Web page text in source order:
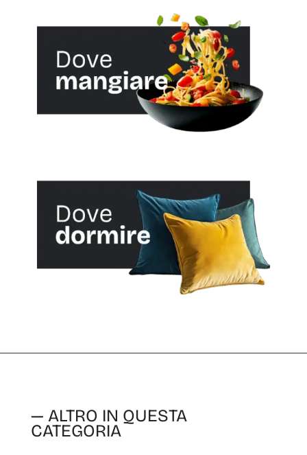
— ALTRO IN QUESTA
CATEGORIA